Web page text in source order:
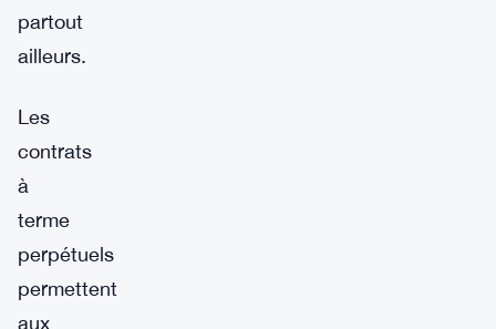
partout
ailleurs.
Les
contrats
à
terme
perpétuels
permettent
aux